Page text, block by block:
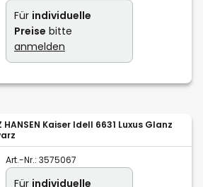
Für individuelle
Preise bitte
anmelden
HANSEN Kaiser Idell 6631 Luxus Glanz
Art.-Nr.: 3575067
Für individuelle